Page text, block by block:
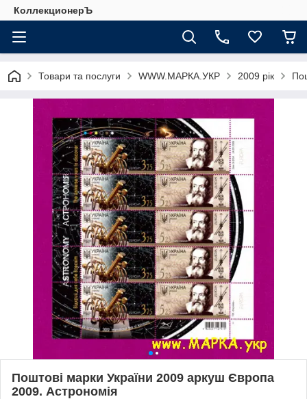
КоллекционерЪ
Товари та послуги WWW.МАРКА.УКР 2009 рік
Поштові марки України 2009 аркуш Європа
2009. Астрономія